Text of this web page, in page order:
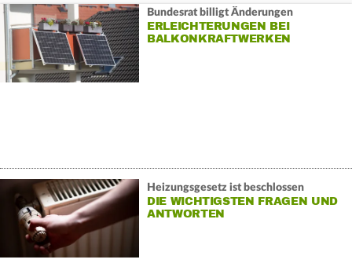
Bundesrat billigt Änderungen
ERLEICHTERUNGEN BEI
BALKONKRAFTWERKEN
Heizungsgesetz ist beschlossen
DIE WICHTIGSTEN FRAGEN UND
ANTWORTEN